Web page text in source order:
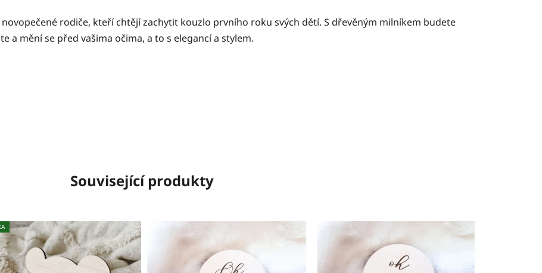
rodiče, kteří chtějí zachytit kouzlo prvního roku svých dětí. S dřevěným milníkem budete
a mění se před vašima očima, a to s elegancí a stylem.
Související produkty